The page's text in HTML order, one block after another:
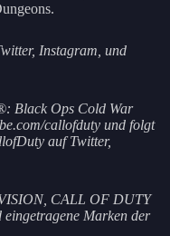
Instagram, und
Black Ops Cold War
callofduty und folgt
auf Twitter,
CALL OF DUTY
Marken der